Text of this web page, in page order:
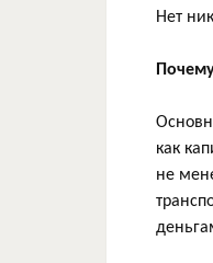
Нет
как
не